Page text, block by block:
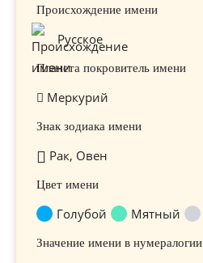
Происхождение имени
Русское
Планета покровитель имени
Меркурий
Знак зодиака имени
Рак, Овен
Цвет имени
Голубой Мятный
Значение имени в нумералогии